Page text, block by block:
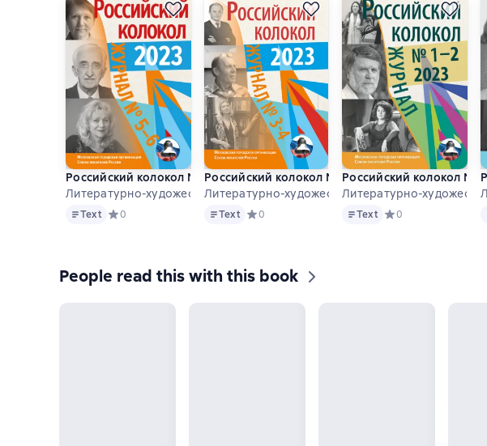
Российский колокол № 5–6 (41) 2023
Литературно-художественный журнал
TextText Средний рейтинг 0 на основе 0 оценок
0
Российский колокол № 3–4 (40) 2023
Литературно-художественный журнал
TextText Средний рейтинг 0 на основе 0 оценок
0
Российский колокол №
Литературно-
TextText Средний рейтинг 0
0
People read this with this book